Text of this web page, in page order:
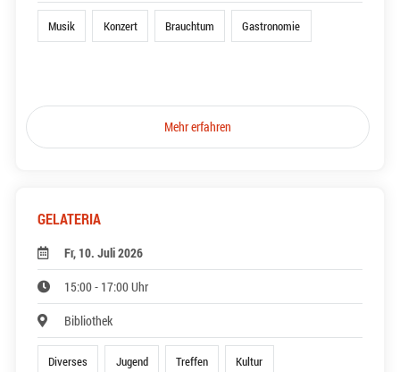
Musik Konzert Brauchtum Gastronomie
Mehr erfahren
GELATERIA
Fr, 10. Juli 2026
15:00 - 17:00 Uhr
Bibliothek
Diverses Jugend Treffen Kultur